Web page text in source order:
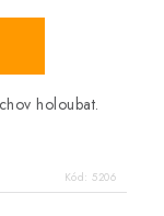
holoubat.
Kód: 5206